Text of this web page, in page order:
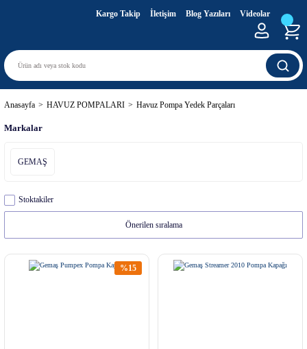
Kargo Takip İletişim Blog Yazıları Videolar
Anasayfa HAVUZ POMPALARI Havuz Pompa Yedek Parçaları
Markalar
GEMAŞ
Stoktakiler
%15